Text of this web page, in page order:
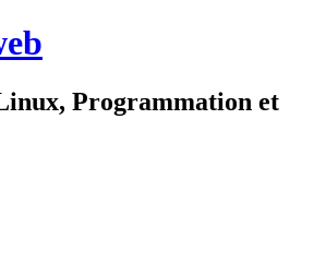
Programmation et